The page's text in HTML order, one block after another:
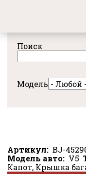
содержанию
Поиск
Модель
Артикул
BJ-
Модель авто
V5
Капот, Крышка